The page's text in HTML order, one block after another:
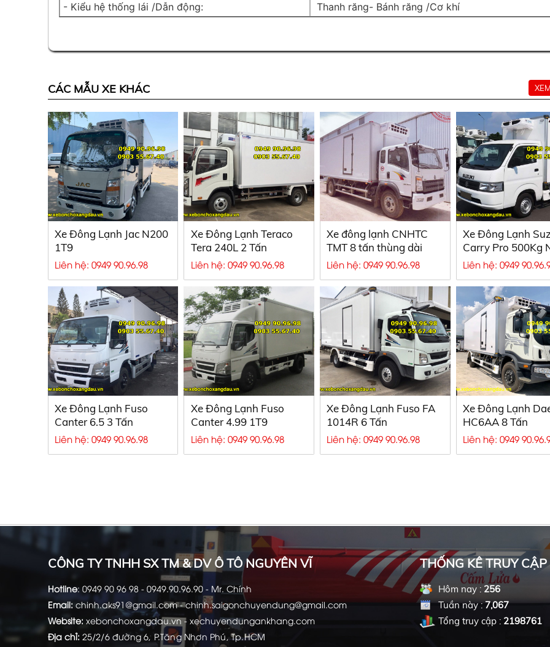
- Kiểu hệ thống lái /Dẫn động: Thanh răng- Bánh răng /Cơ khí
CÁC MẪU XE KHÁC
Xe Đông Lạnh Jac N200
1T9
Liên hệ: 0949 90.96.98
Xe Đông Lạnh Teraco
Tera 240L 2 Tấn
Liên hệ: 0949 90.96.98
Xe đông lạnh CNHTC
TMT 8 tấn thùng dài
6m5
Liên hệ: 0949 90.96.98
Xe Đông Lạnh
Carry Pro 500Kg
2020
Liên hệ: 0949
Xe Đông Lạnh Fuso
Canter 6.5 3 Tấn
Liên hệ: 0949 90.96.98
Xe Đông Lạnh Fuso
Canter 4.99 1T9
Liên hệ: 0949 90.96.98
Xe Đông Lạnh Fuso FA
1014R 6 Tấn
Liên hệ: 0949 90.96.98
Xe Đông Lạnh
HC6AA 8 Tấn
Liên hệ: 0949
Xe bồn chở xăng dầu, Xe bồn xăng dầu, Bồn HINO chở xăng dầu, Xe bồn
CÔNG TY TNHH SX TM & DV Ô TÔ NGUYÊN VĨ
Hotline: 0949 90 96 98 - 0949.90.96.90 - Mr. Chính
Email: chinh.aks91@gmail.com -chinh.saigonchuyendung@gmail.com
Website: xebonchoxangdau.vn- xechuyendungankhang.com
Địa chỉ: 25/2/6 đường 6, P.Tăng Nhơn Phú, Tp.HCM
THỐNG KÊ TRUY CẬP
Hôm nay : 256
Tuần này :7,067
Tổng truy cập : 2198761